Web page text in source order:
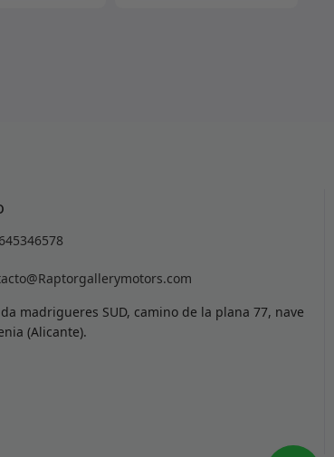
madrigueres SUD, camino de la plana 77, nave
(Alicante).